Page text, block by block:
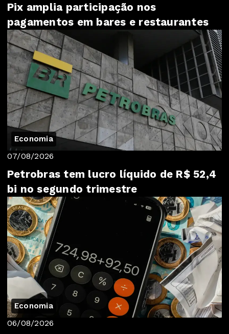
Pix amplia participação nos
pagamentos em bares e restaurantes
Economia
07/08/2026
Petrobras tem lucro líquido de R$ 52,4
bi no segundo trimestre
Economia
06/08/2026